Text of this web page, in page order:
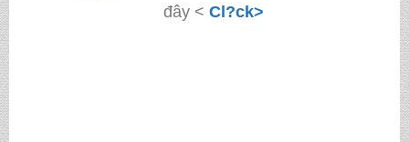
đây <Cl?ck>